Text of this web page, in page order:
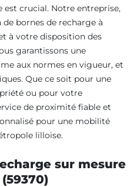
crucial. Notre entreprise,
bornes de recharge à
à votre disposition des
garantissons une
aux normes en vigueur, et
Que ce soit pour une
ou pour votre
de proximité fiable et
pour une mobilité
lilloise.
sur mesure